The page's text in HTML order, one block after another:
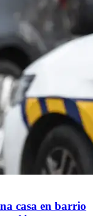
casa en barrio